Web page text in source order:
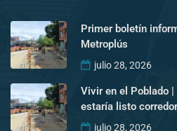
Primer boletín
Metroplús
julio 28, 2026
Vivir en el Poblado
estaría listo
julio 28, 2026